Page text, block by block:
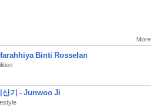
및 기타 필수 정보를 포함하는 노
생성, 추가 및 정리할 수 있습니다.
기능은 노트의 추가, 관리, 삭제 및 업
안전하고 효율적으로 추적할 수 있
록 합니다. 이 기능을 통해 사용자는
노트에 쉽게 접근할 수 있으며 필
More
Binti Rosselan
산기 - Junwoo Ji